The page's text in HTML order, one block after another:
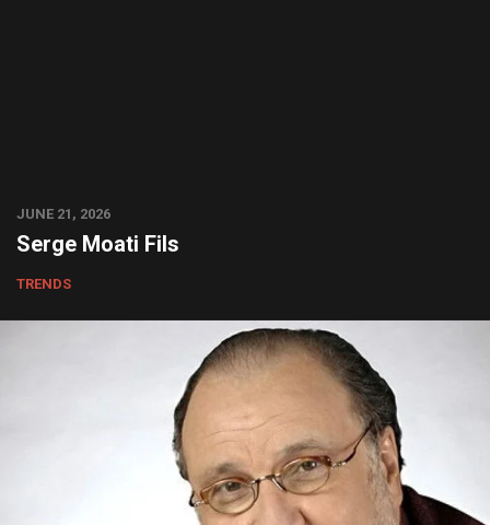
JUNE 21, 2026
Serge Moati Fils
TRENDS